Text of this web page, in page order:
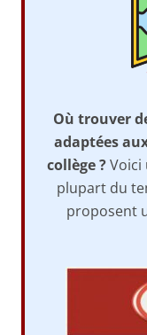
Où trouver
adaptées
collège ?Voici
plupart du
proposent